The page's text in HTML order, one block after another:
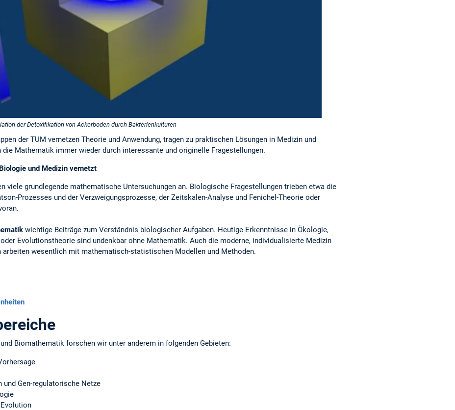
der Detoxifikation von Ackerboden durch Bakterienkulturen
der TUM vernetzen Theorie und Anwendung, tragen zu praktischen Lösungen in Medizin und
Mathematik immer wieder durch interessante und originelle Fragestellungen.
und Medizin vernetzt
viele grundlegende mathematische Untersuchungen an. Biologische Fragestellungen trieben etwa die
Prozesses und der Verzweigungs­prozesse, der Zeitskalen-Analyse und Fenichel-Theorie oder
wichtige Beiträge zum Verständnis biologischer Aufgaben. Heutige Erkenntnisse in Ökologie,
Evolutionstheorie sind undenkbar ohne Mathematik. Auch die moderne, individualisierte Medizin
arbeiten wesentlich mit mathematisch-statistischen Modellen und Methoden.
Biomathematik forschen wir unter anderem in folgenden Gebieten:
Gen-regulatorische Netze